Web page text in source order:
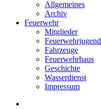
Allgemeines
Archiv
Feuerwehr
Mitglieder
Feuerwehrjugend
Fahrzeuge
Feuerwehrhaus
Geschichte
Wasserdienst
Impressum